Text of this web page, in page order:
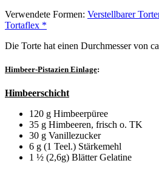
Verwendete Formen: Verstellbarer
Tortaflex *
Die Torte hat einen Durchmesser von
Himbeer-Pistazien Einlage:
Himbeerschicht
120 g Himbeerpüree
35 g Himbeeren, frisch o. TK
30 g Vanillezucker
6 g (1 Teel.) Stärkemehl
1 ½ (2,6g) Blätter Gelatine